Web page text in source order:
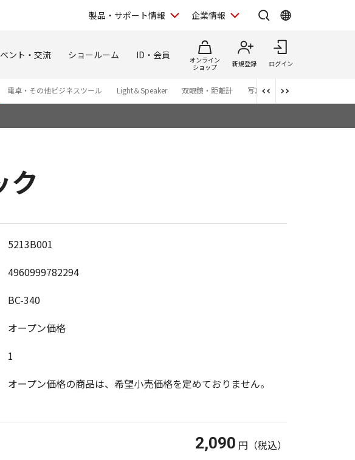
製品・サポート情報 企業情報
ント・交流 ショールーム ID・会員
オンライン
ショップ
新規登録 ログイン
電卓・その他ビジネスツール Light＆Speaker 双眼鏡・距離計 写真集 アプリ・ソフトウエ
ク
5213B001
4960999782294
BC-340
オープン価格
1
オープン価格の商品は、希望小売価格を定めておりません。
2,090 円 （税込）